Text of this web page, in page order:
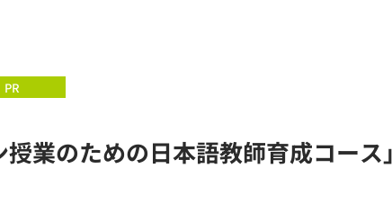
PR
授業のための日本語教師育成コー